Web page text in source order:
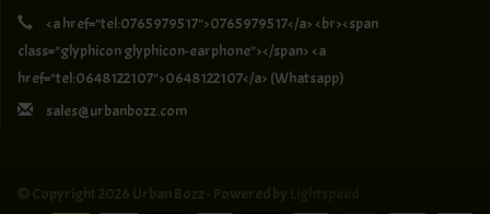
<a href="tel:0765979517">0765979517</a> <br><span
class="glyphicon glyphicon-earphone"></span> <a
href="tel:0648122107">0648122107</a> (Whatsapp)
sales@urbanbozz.com
© Copyright 2026 Urban Bozz - Powered by